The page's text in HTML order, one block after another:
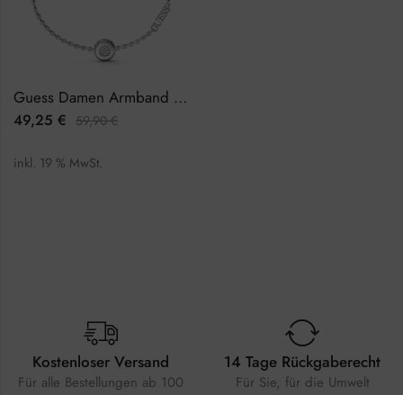
Guess Damen Armband JUBB04594JWRHS
49,25 € 59,90€
inkl. 19 % MwSt.
Kostenloser Versand
Für alle Bestellungen ab 100
14 Tage Rückgaberecht
Für Sie, für die Umwelt